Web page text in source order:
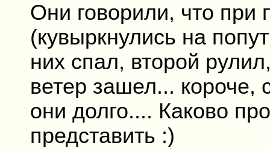
Они говорили, что при
(кувыркнулись на
них спал, второй
ветер зашел...
они долго.... Каково
представить :)